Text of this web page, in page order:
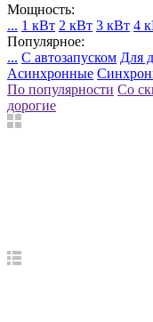
Мощность:
... 1 кВт 2 кВт 3 кВт 4
Популярное:
... С автозапуском Для
Асинхронные
По популярности Со
дорогие